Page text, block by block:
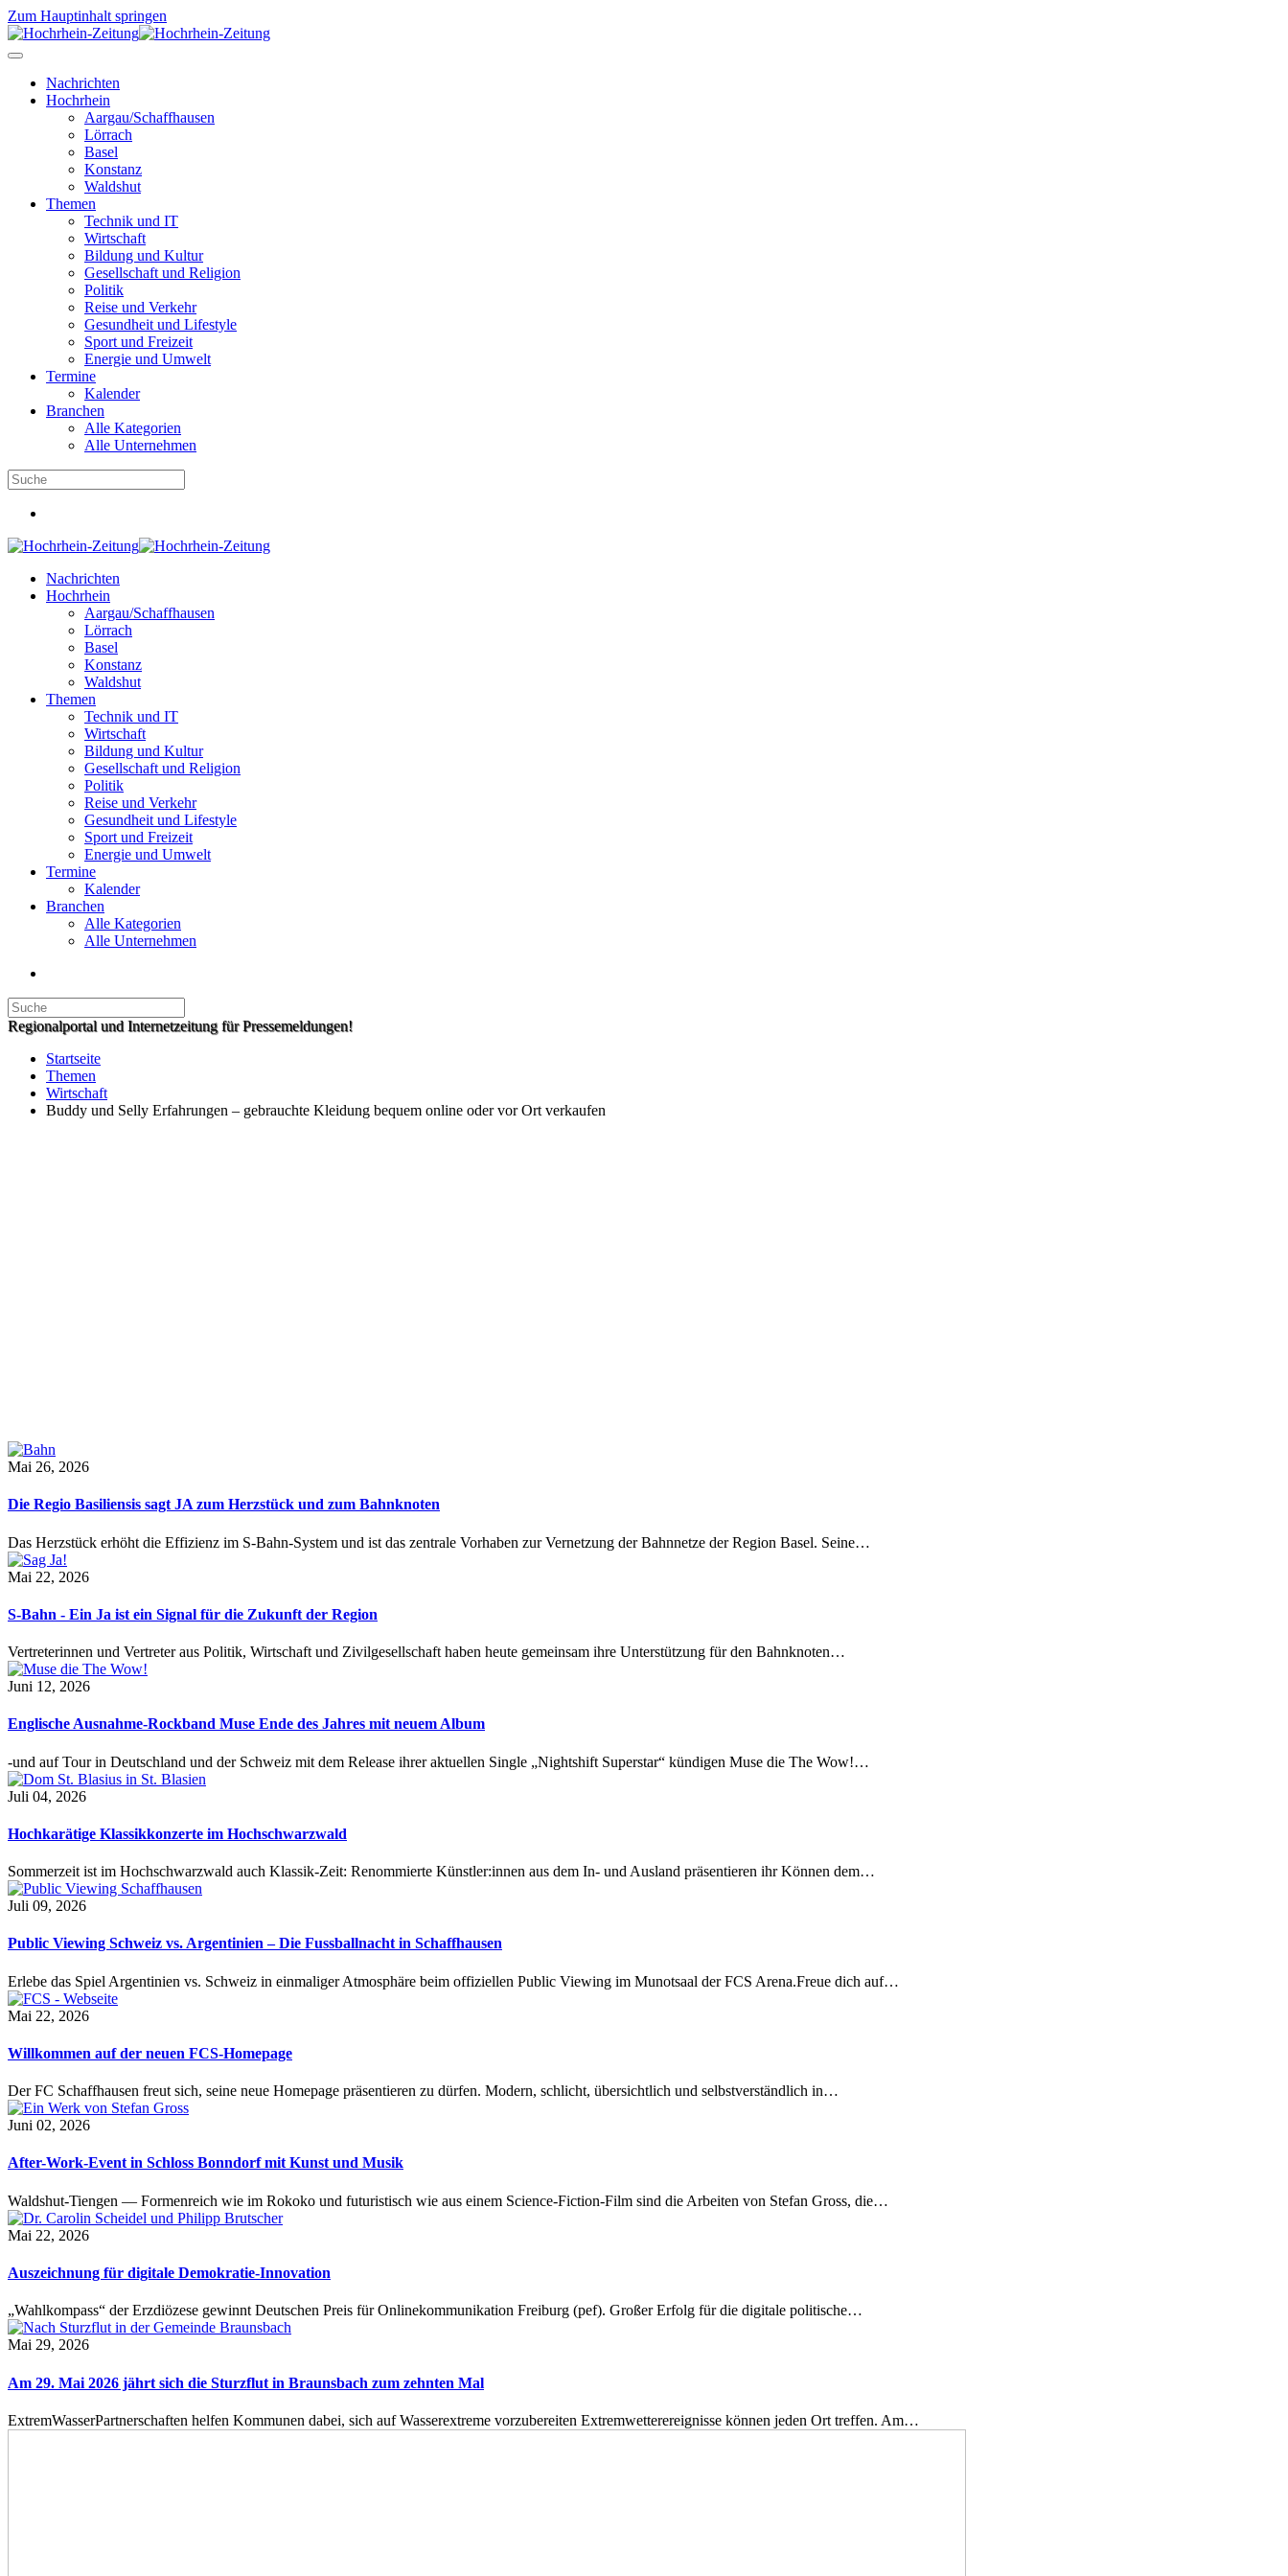
Zum Hauptinhalt springen
Nachrichten
Hochrhein
Aargau/Schaffhausen
Lörrach
Basel
Konstanz
Waldshut
Themen
Technik und IT
Wirtschaft
Bildung und Kultur
Gesellschaft und Religion
Politik
Reise und Verkehr
Gesundheit und Lifestyle
Sport und Freizeit
Energie und Umwelt
Termine
Kalender
Branchen
Alle Kategorien
Alle Unternehmen
Nachrichten
Hochrhein
Aargau/Schaffhausen
Lörrach
Basel
Konstanz
Waldshut
Themen
Technik und IT
Wirtschaft
Bildung und Kultur
Gesellschaft und Religion
Politik
Reise und Verkehr
Gesundheit und Lifestyle
Sport und Freizeit
Energie und Umwelt
Termine
Kalender
Branchen
Alle Kategorien
Alle Unternehmen
Regionalportal und Internetzeitung für Pressemeldungen!
Startseite
Themen
Wirtschaft
Buddy und Selly Erfahrungen – gebrauchte Kleidung bequem online oder vor Ort verkaufen
Mai 26, 2026
Die Regio Basiliensis sagt JA zum Herzstück und zum Bahnknoten
Das Herzstück erhöht die Effizienz im S-Bahn-System und ist das zentrale Vorhaben zur Vernetzung der Bahnnetze der Region Basel. Seine…
Mai 22, 2026
S-Bahn - Ein Ja ist ein Signal für die Zukunft der Region
Vertreterinnen und Vertreter aus Politik, Wirtschaft und Zivilgesellschaft haben heute gemeinsam ihre Unterstützung für den Bahnknoten…
Juni 12, 2026
Englische Ausnahme-Rockband Muse Ende des Jahres mit neuem Album
-und auf Tour in Deutschland und der Schweiz mit dem Release ihrer aktuellen Single „Nightshift Superstar“ kündigen Muse die The Wow!…
Juli 04, 2026
Hochkarätige Klassikkonzerte im Hochschwarzwald
Sommerzeit ist im Hochschwarzwald auch Klassik-Zeit: Renommierte Künstler:innen aus dem In- und Ausland präsentieren ihr Können dem…
Juli 09, 2026
Public Viewing Schweiz vs. Argentinien – Die Fussballnacht in Schaffhausen
Erlebe das Spiel Argentinien vs. Schweiz in einmaliger Atmosphäre beim offiziellen Public Viewing im Munotsaal der FCS Arena.Freue dich auf…
Mai 22, 2026
Willkommen auf der neuen FCS-Homepage
Der FC Schaffhausen freut sich, seine neue Homepage präsentieren zu dürfen. Modern, schlicht, übersichtlich und selbstverständlich in…
Juni 02, 2026
After-Work-Event in Schloss Bonndorf mit Kunst und Musik
Waldshut-Tiengen — Formenreich wie im Rokoko und futuristisch wie aus einem Science-Fiction-Film sind die Arbeiten von Stefan Gross, die…
Mai 22, 2026
Auszeichnung für digitale Demokratie-Innovation
„Wahlkompass“ der Erzdiözese gewinnt Deutschen Preis für Onlinekommunikation Freiburg (pef). Großer Erfolg für die digitale politische…
Mai 29, 2026
Am 29. Mai 2026 jährt sich die Sturzflut in Braunsbach zum zehnten Mal
ExtremWasserPartnerschaften helfen Kommunen dabei, sich auf Wasserextreme vorzubereiten Extremwetterereignisse können jeden Ort treffen. Am…